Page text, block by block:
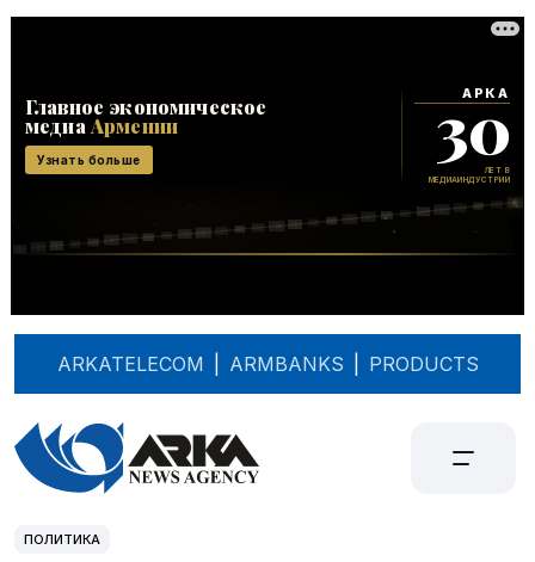
ARKATELECOM ARMBANKS PRODUCTS
ПОЛИТИКА